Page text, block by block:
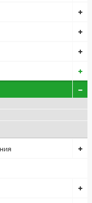
к менеджерам по
на почту
и большими
используются
материалы. Гарантия